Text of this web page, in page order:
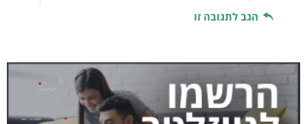
הגב לתגובה זו